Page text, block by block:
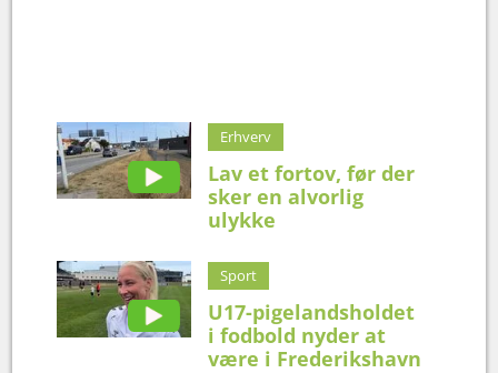
Erhverv
Lav et fortov, før der
sker en alvorlig
ulykke
Sport
U17-pigelandsholdet
i fodbold nyder at
være i Frederikshavn